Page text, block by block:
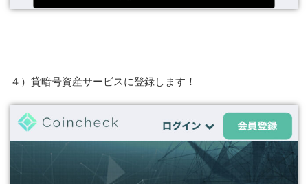
４）貸暗号資産サービスに登録します！